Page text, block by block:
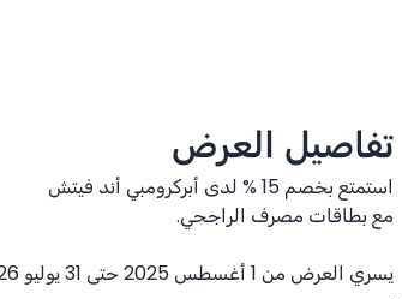
تفاصيل العرض
استمتع بخصم % 15 لدى أبركرومبي أند فيتش
مع بطاقات مصرف الراجحي.
يسري العرض من 1 أغسطس 2025 حتى 31 يوليو 2026